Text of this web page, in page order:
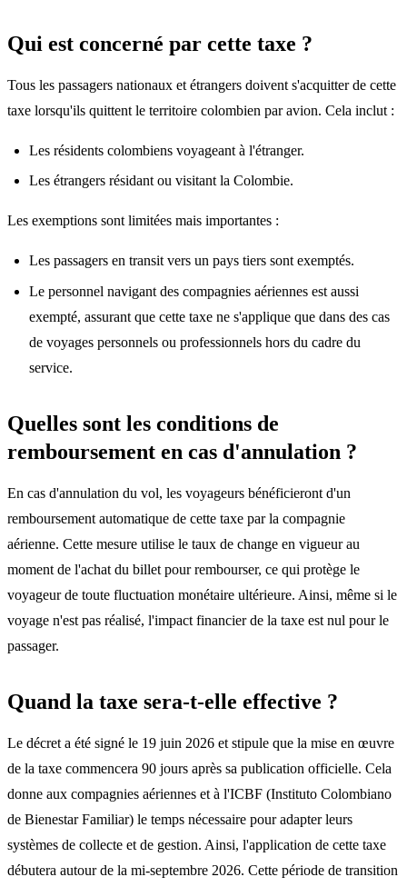
Qui est concerné par cette taxe ?
Tous les passagers nationaux et étrangers doivent s'acquitter de cette
taxe lorsqu'ils quittent le territoire colombien par avion. Cela inclut :
Les résidents colombiens voyageant à l'étranger.
Les étrangers résidant ou visitant la Colombie.
Les exemptions sont limitées mais importantes :
Les passagers en transit vers un pays tiers sont exemptés.
Le personnel navigant des compagnies aériennes est aussi
exempté, assurant que cette taxe ne s'applique que dans des cas
de voyages personnels ou professionnels hors du cadre du
service.
Quelles sont les conditions de
remboursement en cas d'annulation ?
En cas d'annulation du vol, les voyageurs bénéficieront d'un
remboursement automatique de cette taxe par la compagnie
aérienne. Cette mesure utilise le taux de change en vigueur au
moment de l'achat du billet pour rembourser, ce qui protège le
voyageur de toute fluctuation monétaire ultérieure. Ainsi, même si le
voyage n'est pas réalisé, l'impact financier de la taxe est nul pour le
passager.
Quand la taxe sera-t-elle effective ?
Le décret a été signé le 19 juin 2026 et stipule que la mise en œuvre
de la taxe commencera 90 jours après sa publication officielle. Cela
donne aux compagnies aériennes et à l'ICBF (Instituto Colombiano
de Bienestar Familiar) le temps nécessaire pour adapter leurs
systèmes de collecte et de gestion. Ainsi, l'application de cette taxe
débutera autour de la mi-septembre 2026. Cette période de transition